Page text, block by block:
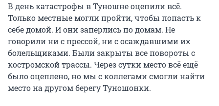
В день катастрофы в Туношне оцепили всё.
Только местные могли пройти, чтобы попасть к
себе домой. И они заперлись по домам. Не
говорили ни с прессой, ни с осаждавшими их
болельщиками. Были закрыты все повороты с
костромской трассы. Через сутки место всё ещё
было оцеплено, но мы с коллегами смогли найти
место на другом берегу Туношонки.